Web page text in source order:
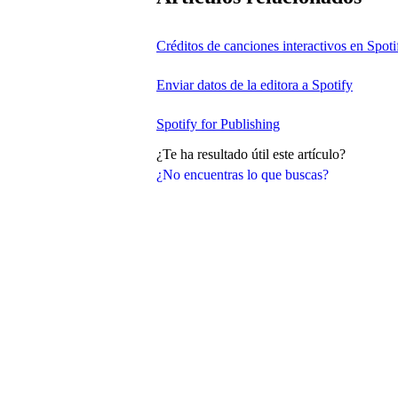
¿No encuentras lo que buscas?
Créditos de canciones interactivos en
Enviar datos de la editora a Spotify
Spotify for Publishing
¿Te ha resultado útil este artículo?